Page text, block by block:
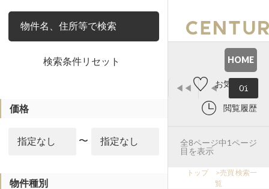
検索条件リセット
価格
〜
物件種別
HOME
お気に入り
閲覧履歴
◀◀ ◀ 01
全8ページ中1ページ
目を表示
トップ >売買 検索一
覧